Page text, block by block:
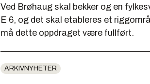
Ved Brøhaug skal bekker og en
E 6, og det skal etableres et
må dette oppdraget være fullført.
ARKIVNYHETER